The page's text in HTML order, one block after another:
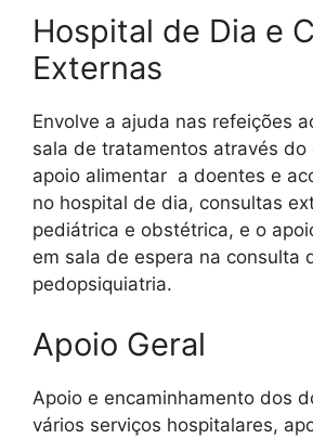
Hospital de Dia e
Externas
Envolve a ajuda nas refeições
sala de tratamentos através do
apoio alimentar a doentes e
no hospital de dia, consultas
pediátrica e obstétrica, e o
em sala de espera na consulta
pedopsiquiatria.
Apoio Geral
Apoio e encaminhamento dos
vários serviços hospitalares,